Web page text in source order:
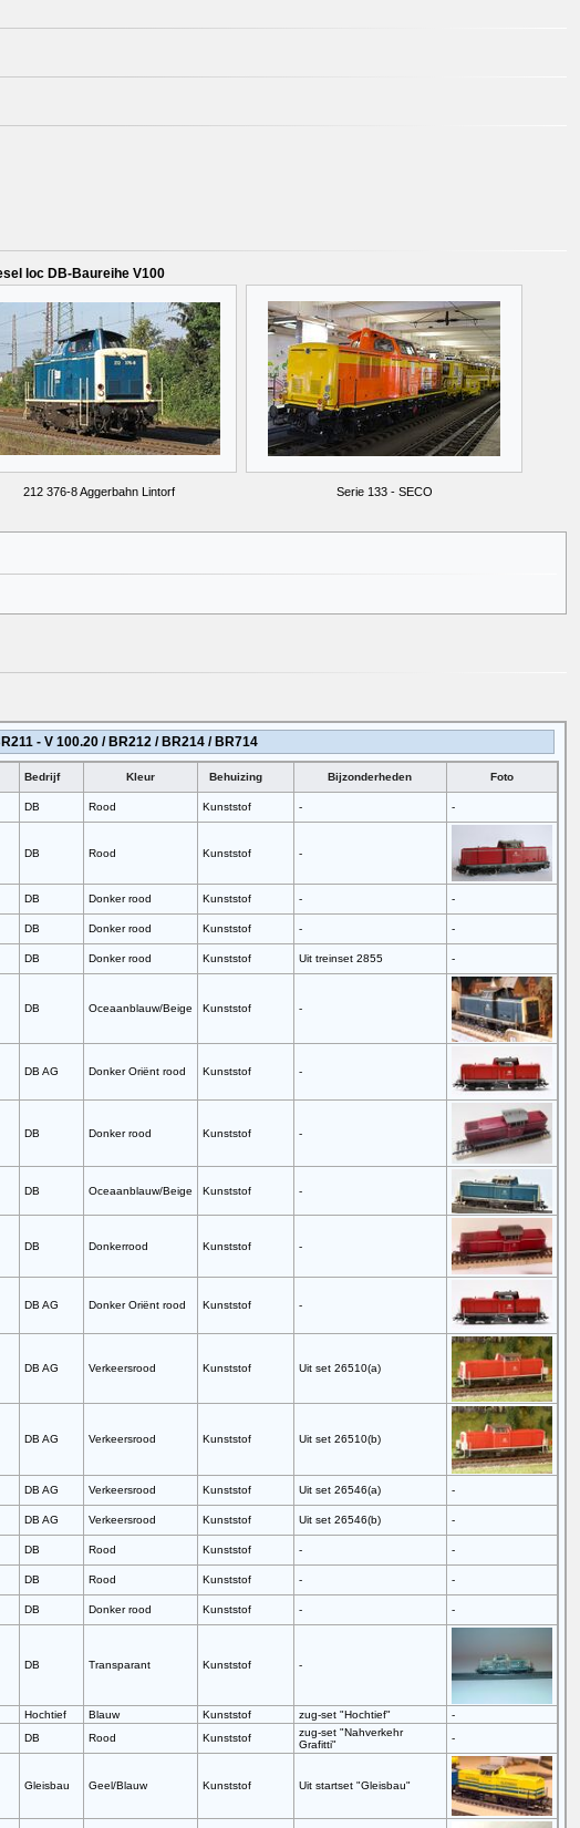
loc DB-Baureihe V100
212 376-8 Aggerbahn Lintorf Serie 133 - SECO
- V 100.20 / BR212 / BR214 / BR714
Bedrijf Kleur Behuizing Bijzonderheden Foto
DB Rood Kunststof - -
DB Rood Kunststof -
DB Donker rood Kunststof - -
DB Donker rood Kunststof - -
DB Donker rood Kunststof Uit treinset 2855 -
DB Oceaanblauw/Beige Kunststof -
DB AG Donker Oriënt rood Kunststof -
DB Donker rood Kunststof -
DB Oceaanblauw/Beige Kunststof -
DB Donkerrood Kunststof -
DB AG Donker Oriënt rood Kunststof -
DB AG Verkeersrood Kunststof Uit set 26510(a)
DB AG Verkeersrood Kunststof Uit set 26510(b)
DB AG Verkeersrood Kunststof Uit set 26546(a) -
DB AG Verkeersrood Kunststof Uit set 26546(b) -
DB Rood Kunststof - -
DB Rood Kunststof - -
DB Donker rood Kunststof - -
DB Transparant Kunststof -
Hochtief Blauw Kunststof zug-set "Hochtief"
-
DB Rood Kunststof
zug-set "Nahverkehr
Grafitti"
-
Gleisbau Geel/Blauw Kunststof Uit startset "Gleisbau"